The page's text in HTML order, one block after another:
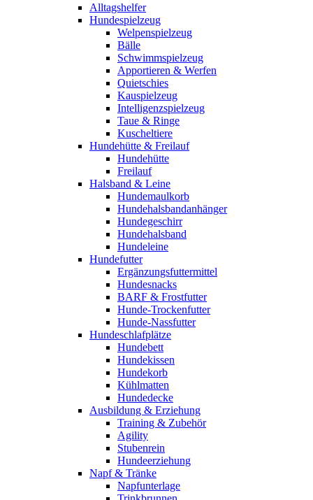
Alltagshelfer
Hundespielzeug
Welpenspielzeug
Bälle
Schwimmspielzeug
Apportieren & Werfen
Quietschies
Kauspielzeug
Intelligenzspielzeug
Taue & Ringe
Kuscheltiere
Hundehütte & Freilauf
Hundehütte
Freilauf
Halsband & Leine
Hundemaulkorb
Hundehalsbandanhänger
Hundegeschirr
Hundehalsband
Hundeleine
Hundefutter
Ergänzungsfuttermittel
Hundesnacks
BARF & Frostfutter
Hunde-Trockenfutter
Hunde-Nassfutter
Hundeschlafplätze
Hundebett
Hundekissen
Hundekorb
Kühlmatten
Hundedecke
Ausbildung & Erziehung
Training & Zubehör
Agility
Stubenrein
Hundeerziehung
Napf & Tränke
Napfunterlage